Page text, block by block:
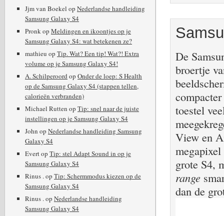
De
broertje
toestel
View en
grote S4,
range
dan de
Jjm van Boekel op Nederlandse handleiding
Samsung Galaxy S4
Pronkop Meldingen en ikoontjes op je
Samsung Galaxy S4: wat betekenen ze?
mathieu op Tip. Wat? Een tip! Wat?! Extra
volume op je Samsung Galaxy S4!
A. Schilperoord op Onder de loep: S Health
op de Samsung Galaxy S4 (stappen tellen,
calorieën verbranden)
Michael Rutten op Tip: snel naar de juiste
instellingen op je Samsung Galaxy S4
John op Nederlandse handleiding Samsung
Galaxy S4
Evertop Tip: stel Adapt Sound in op je
Samsung Galaxy S4
Rinus .op Tip: Schermmodus kiezen op de
Samsung Galaxy S4
Rinus .op Nederlandse handleiding
Samsung Galaxy S4